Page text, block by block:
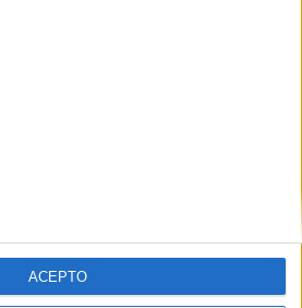
ACEPTO